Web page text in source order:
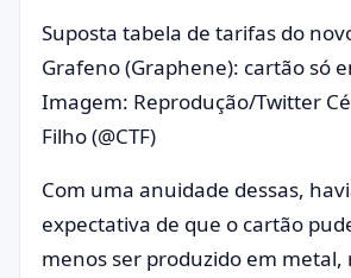
Suposta tabela de tarifas do
Grafeno (Graphene): cartão só
Imagem: Reprodução/Twitter
Filho (@CTF)
Com uma anuidade dessas,
expectativa de que o cartão
menos ser produzido em metal,